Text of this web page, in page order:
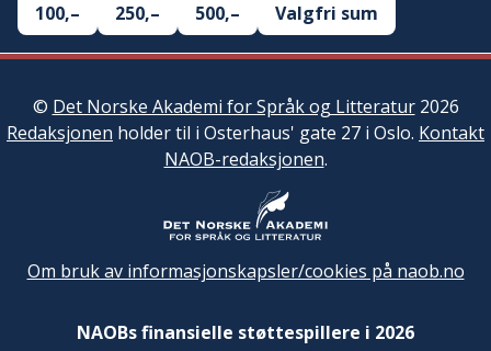
100,–
250,– 500,– Valgfri sum
© Det Norske Akademi for Språk og Litteratur2026
Redaksjonen holder til i Osterhaus' gate 27 i Oslo. Kontakt
NAOB-redaksjonen.
Om bruk av informasjonskapsler/cookies på naob.no
NAOBs finansielle støttespillere i 2026